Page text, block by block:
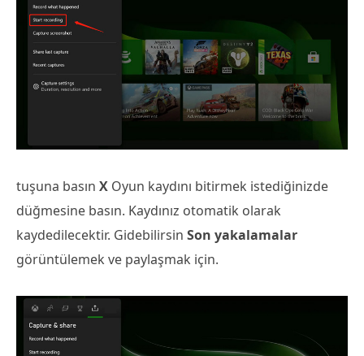
tuşuna basın X Oyun kaydını bitirmek istediğinizde
düğmesine basın. Kaydınız otomatik olarak
kaydedilecektir. Gidebilirsin Son yakalamalar
görüntülemek ve paylaşmak için.